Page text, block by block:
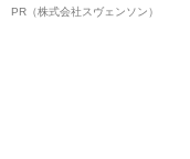
オイ”や“ベタつき”を解消す
PR（株式会社スヴェンソン）